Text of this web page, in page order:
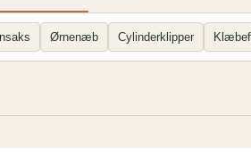
Ørnenæb Cylinderklipper